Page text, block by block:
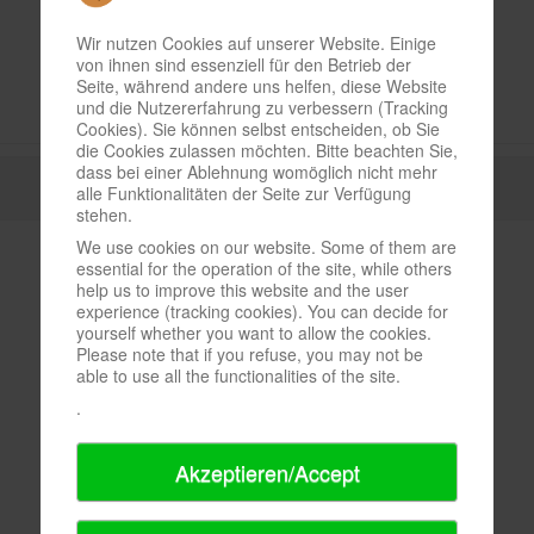
Wir nutzen Cookies auf unserer Website. Einige
von ihnen sind essenziell für den Betrieb der
Seite, während andere uns helfen, diese Website
und die Nutzererfahrung zu verbessern (Tracking
Cookies). Sie können selbst entscheiden, ob Sie
die Cookies zulassen möchten. Bitte beachten Sie,
dass bei einer Ablehnung womöglich nicht mehr
alle Funktionalitäten der Seite zur Verfügung
stehen.
We use cookies on our website. Some of them are
essential for the operation of the site, while others
help us to improve this website and the user
experience (tracking cookies). You can decide for
yourself whether you want to allow the cookies.
Please note that if you refuse, you may not be
able to use all the functionalities of the site.
.
Akzeptieren/Accept